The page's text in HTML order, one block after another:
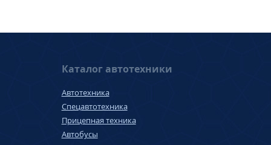
Каталог автотехники
Автотехника
Спецавтотехника
Прицепная техника
Автобусы